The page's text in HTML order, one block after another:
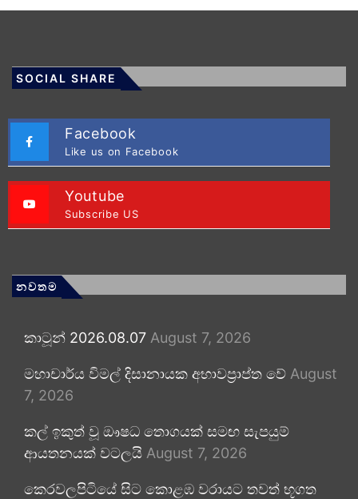
SOCIAL SHARE
Facebook
Like us on Facebook
Youtube
Subscribe US
නවතම
කාටූන් 2026.08.07 August 7, 2026
මහාචාර්ය විමල් දිසානායක අභාවප්‍රාප්ත වේ August
7, 2026
කල් ඉකුත් වූ ඖෂධ තොගයක් සමඟ සැපයුම්
ආයතනයක් වටලයි August 7, 2026
කෙරවලපිටියේ සිට කොළඹ වරායට තවත් භූගත